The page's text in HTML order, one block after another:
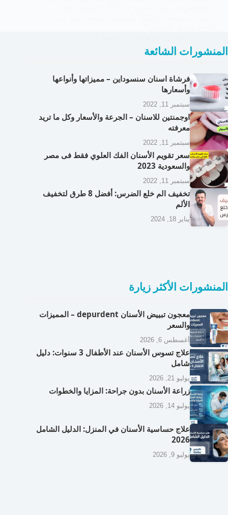
المنشورات الشائعة
فرشاة اسنان سنسوداين – مميزاتها وأنواعها
وأسعارها
سبتمبر 11, 2022
اوجمنتين للاسنان – الجرعة والأسعار وكل ما تريد
معرفته
سبتمبر 11, 2022
سعر تقويم الأسنان الفك العلوي فقط فى مصر
والسعودية 2023
سبتمبر 11, 2022
تخفيف الم خلع الضرس: أفضل 8 طرق لتخفيف
الألم
يناير 18, 2024
المنشورات الأكثر زيارة
معجون تبييض الأسنان depurdent – المميزات
والسعر
أغسطس 6, 2026
علاج تسوس الأسنان عند الأطفال 3 سنوات: دليل
شامل
يوليو 21, 2026
زراعة الأسنان بدون جراحة: المزايا والخطوات
يوليو 14, 2026
علاج حساسية الأسنان في المنزل: الدليل الشامل
2026
يوليو 9, 2026